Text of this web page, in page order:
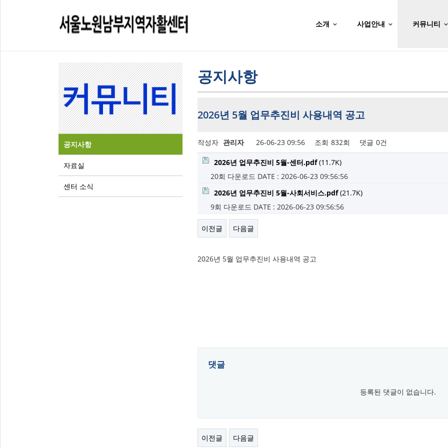
소개 사업안내 커뮤니티
공지사항
자료실
센터 소식
공지사항
2026년 5월 업무추진비 사용내역 공고
작성자 관리자 26-06-23 09:56 조회 832회 댓글 0건
2026년 업무추진비 5월-센터.pdf(11.7K)
20회 다운로드 DATE : 2026-06-23 09:56:56
2026년 업무추진비 5월-사회서비스.pdf(21.7K)
9회 다운로드 DATE : 2026-06-23 09:56:56
이전글 다음글
2026년 5월 업무추진비 사용내역 공고
댓글
등록된 댓글이 없습니다.
이전글 다음글